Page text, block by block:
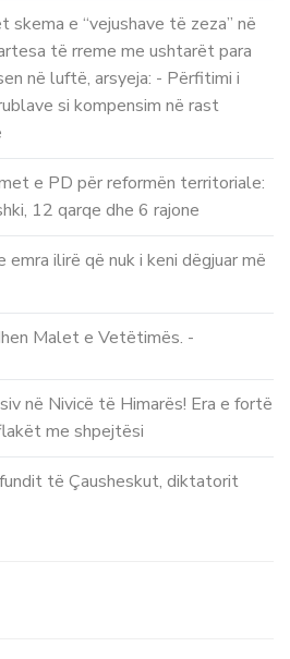
skema e “vejushave të zeza” në
të rreme me ushtarët para
në luftë, arsyeja: - Përfitimi i
si kompensim në rast
e PD për reformën territoriale:
12 qarqe dhe 6 rajone
emra ilirë që nuk i keni dëgjuar më
Malet e Vetëtimës. -
në Nivicë të Himarës! Era e fortë
me shpejtësi
të Çausheskut, diktatorit